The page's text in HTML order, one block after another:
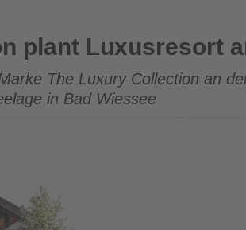
am Tegernsee
plant Luxusresort
The Luxury Collection an
in Bad Wiessee